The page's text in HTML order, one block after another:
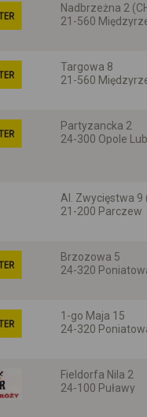
Nadbrzeżna 2
21-560
Targowa 8
21-560
Partyzancka 2
24-300 Opole
Al. Zwycięstwa 9
21-200 Parczew
Brzozowa 5
24-320
1-go Maja 15
24-320
Fieldorfa Nila 2
24-100 Puławy